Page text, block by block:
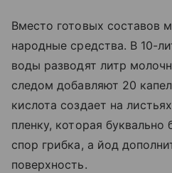
Вместо готовых составов
народные средства. В 10-
воды разводят литр
следом добавляют 20
кислота создает на
пленку, которая
спор грибка, а йод
поверхность.